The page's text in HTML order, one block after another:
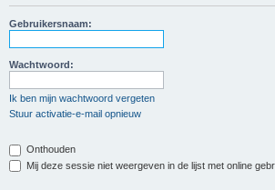
Gebruikersnaam:
Wachtwoord:
Ik ben mijn wachtwoord vergeten
Stuur activatie-e-mail opnieuw
Onthouden
Mij deze sessie niet weergeven in de lijst met online